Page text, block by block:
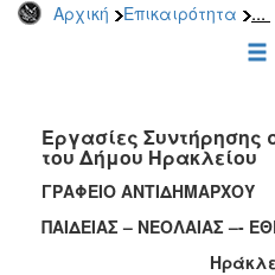
Αρχική Επικαιρότητα ...
2025
2022
2021
2020
2019
Εργασίες Συντήρησης
του Δήμου Ηρακλείου
ΓΡΑΦΕΙΟ ΑΝΤΙΔΗΜΑΡΧΟΥ
ΠΑΙΔΕΙΑΣ – ΝΕΟΛΑΙΑΣ –-
Ηράκλειο,